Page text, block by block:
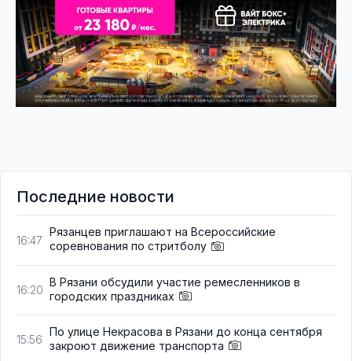
Последние новости
16:47
Рязанцев приглашают на Всероссийские
соревнования по стритболу
16:20
В Рязани обсудили участие ремесленников в
городских праздниках
15:56
По улице Некрасова в Рязани до конца сентября
закроют движение транспорта